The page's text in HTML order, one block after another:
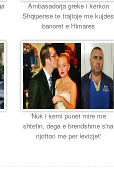
Ambasadorja greke i kerkon
Shqiperise te trajtoje me kujdes
banoret e Himares
'Nuk i kemi punet mire me
shtetin, dega e brendshme s'na
njofton me per levizjet'